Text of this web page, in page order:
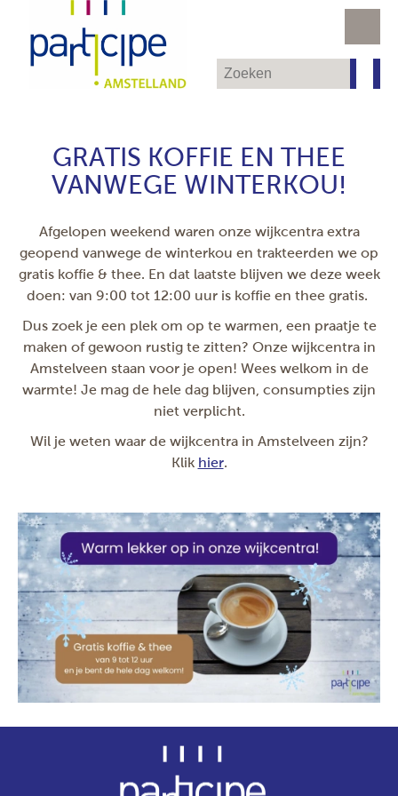
GRATIS KOFFIE EN THEE
VANWEGE WINTERKOU!
Afgelopen weekend waren onze wijkcentra extra
geopend vanwege de winterkou en trakteerden we op
gratis koffie & thee. En dat laatste blijven we deze week
doen: van 9:00 tot 12:00 uur is koffie en thee gratis.
Dus zoek je een plek om op te warmen, een praatje te
maken of gewoon rustig te zitten? Onze wijkcentra in
Amstelveen staan voor je open! Wees welkom in de
warmte! Je mag de hele dag blijven, consumpties zijn
niet verplicht.
Wil je weten waar de wijkcentra in Amstelveen zijn?
Klik hier.